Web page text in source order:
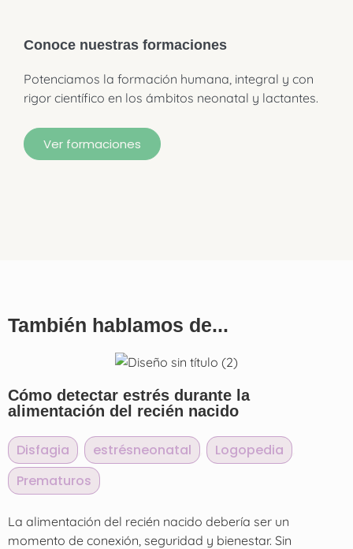
Conoce nuestras formaciones
Potenciamos la formación humana, integral y con
rigor científico en los ámbitos neonatal y lactantes.
Ver formaciones
También hablamos de...
Cómo detectar estrés durante la
alimentación del recién nacido
Disfagia estrésneonatal Logopedia
Prematuros
La alimentación del recién nacido debería ser un
momento de conexión, seguridad y bienestar. Sin